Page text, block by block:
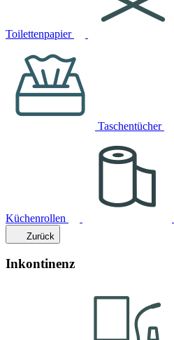
Toilettenpapier
Taschentücher
Küchenrollen
Zurück
Inkontinenz